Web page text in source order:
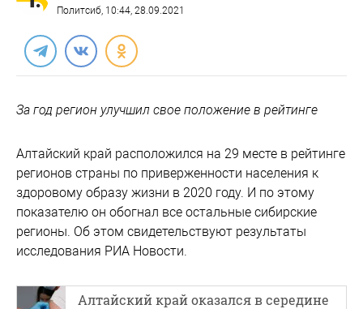
Политсиб, 10:44, 28.09.2021
За год регион улучшил свое положение в рейтинге
Алтайский край расположился на 29 месте в рейтинге
регионов страны по приверженности населения к
здоровому образу жизни в 2020 году. И по этому
показателю он обогнал все остальные сибирские
регионы. Об этом свидетельствуют результаты
исследования РИА Новости.
Алтайский край оказался в середине